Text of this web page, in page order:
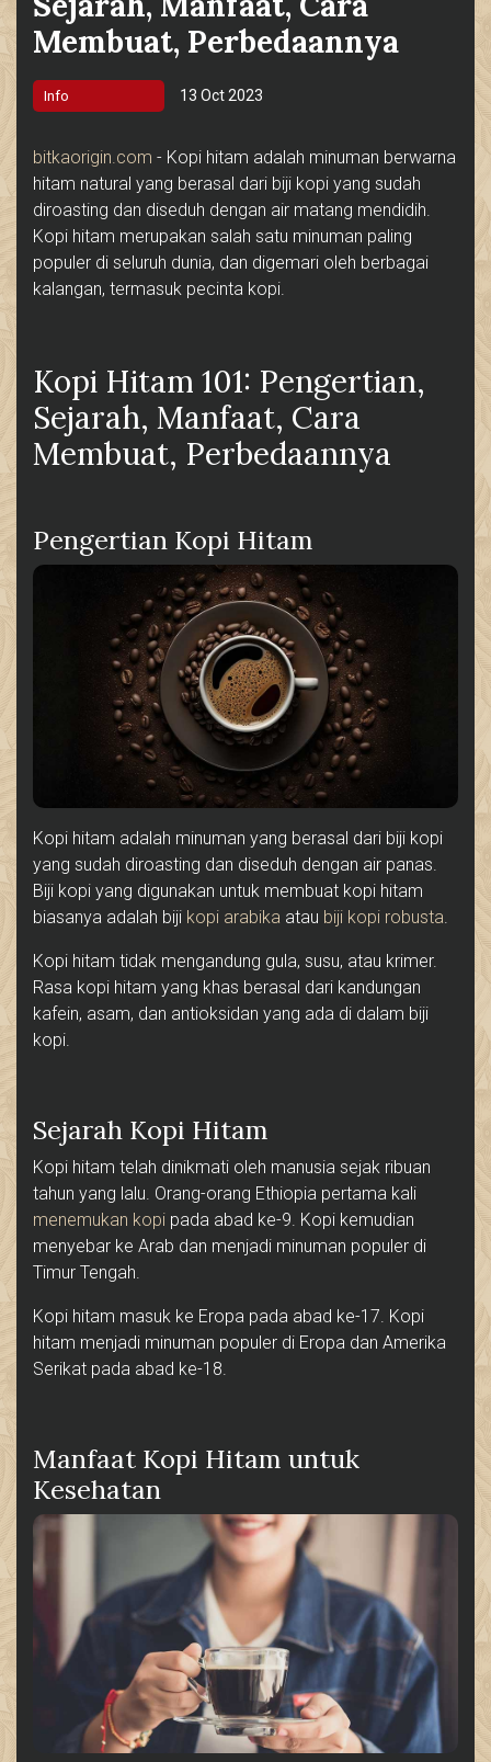
Membuat, Perbedaannya
Info 13 Oct 2023
bitkaorigin.com - Kopi hitam adalah minuman berwarna
hitam natural yang berasal dari biji kopi yang sudah
diroasting dan diseduh dengan air matang mendidih.
Kopi hitam merupakan salah satu minuman paling
populer di seluruh dunia, dan digemari oleh berbagai
kalangan, termasuk pecinta kopi.
Kopi Hitam 101: Pengertian,
Sejarah, Manfaat, Cara
Membuat, Perbedaannya
Pengertian Kopi Hitam
Kopi hitam adalah minuman yang berasal dari biji kopi
yang sudah diroasting dan diseduh dengan air panas.
Biji kopi yang digunakan untuk membuat kopi hitam
biasanya adalah biji kopi arabika atau biji kopi robusta.
Kopi hitam tidak mengandung gula, susu, atau krimer.
Rasa kopi hitam yang khas berasal dari kandungan
kafein, asam, dan antioksidan yang ada di dalam biji
kopi.
Sejarah Kopi Hitam
Kopi hitam telah dinikmati oleh manusia sejak ribuan
tahun yang lalu. Orang-orang Ethiopia pertama kali
menemukan kopi pada abad ke-9. Kopi kemudian
menyebar ke Arab dan menjadi minuman populer di
Timur Tengah.
Kopi hitam masuk ke Eropa pada abad ke-17. Kopi
hitam menjadi minuman populer di Eropa dan Amerika
Serikat pada abad ke-18.
Manfaat Kopi Hitam untuk
Kesehatan